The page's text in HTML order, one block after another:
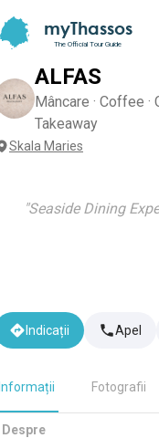
myThassos
The Official Tour Guide
ALFAS
Mâncare · Coffee ·
Takeaway
Skala Maries
"Seaside Dining
Indicații Apel
Informații Fotografii
Despre